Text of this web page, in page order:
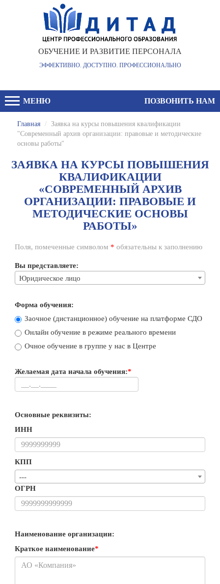
ОБУЧЕНИЕ И РАЗВИТИЕ ПЕРСОНАЛА
ЭФФЕКТИВНО. ДОСТУПНО. ПРОФЕССИОНАЛЬНО
МЕНЮ ПОЗВОНИТЬ НАМ
Главная / Заявка на курсы повышения квалификации
"Современный архив организации: правовые и методические
основы работы"
ЗАЯВКА НА КУРСЫ ПОВЫШЕНИЯ
КВАЛИФИКАЦИИ
«СОВРЕМЕННЫЙ АРХИВ
ОРГАНИЗАЦИИ: ПРАВОВЫЕ И
МЕТОДИЧЕСКИЕ ОСНОВЫ
РАБОТЫ»
Поля, помеченные символом * обязательны к заполнению
Вы представляете:
Юридическое лицо
Форма обучения:
Заочное (дистанционное) обучение на платформе СДО
Онлайн обучение в режиме реального времени
Очное обучение в группе у нас в Центре
Желаемая дата начала обучения:*
Основные реквизиты:
ИНН
КПП
---
ОГРН
Наименование организации:
Краткое наименование*